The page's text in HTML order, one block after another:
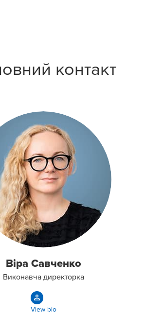
контакт
Віра Савченко
Виконавча директорка
View bio